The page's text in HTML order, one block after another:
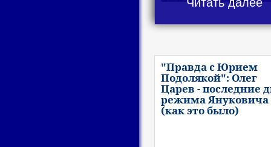
"Правда с Юрием
Подолякой": Олег
Царев - последние
режима Януковича
(как это было)